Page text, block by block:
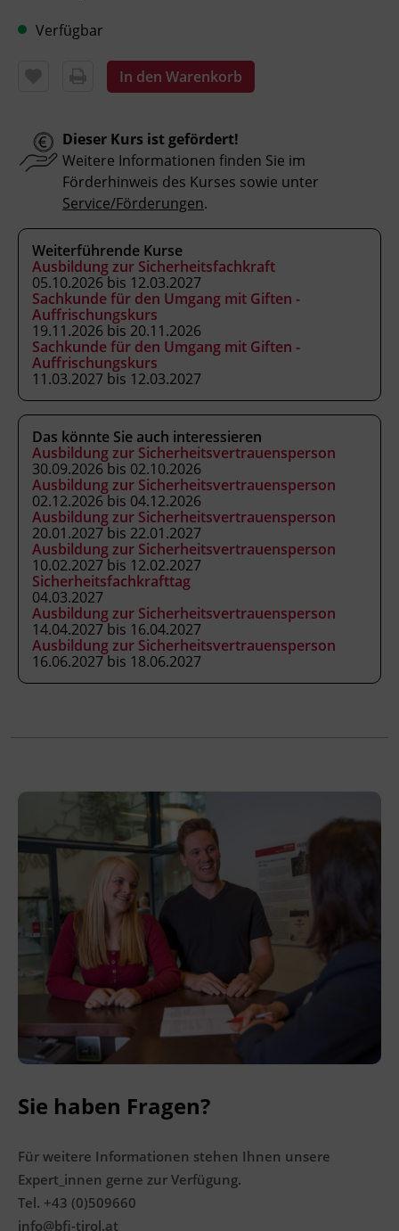
giftrechtliche Bestimmungen)
anwenden.
die einschlägigen Bestimmungen des
Kursformat
Präsenzunterricht
Leitung
Fachtrainer_in
Abschluss
Zeugnis
Abschlussinformation
Unterrichtet nach dem Kursplan gemäß § 4
und Anlage 4 der Giftverordnung 2000 (BGBl.
II Nr. 24/2001 in der geltenden Fassung).
Hinweis
Die notwendigen Kenntnisse in Erster Hilfe
sind gegebenenfalls durch einen Erste-Hilfe-
Kurs zusätzlich zu erwerben.
Veranstaltungsort
6020 Innsbruck
Förderhinweis
Das Land Tirol fördert bis zu maximal 50 %
der Kurskosten. Nähere Informationen finden
Sie unterwww.mein-update.at
Abschlussinformation
BGBl. II Nr. 24/2001. § 4 Abs. 7 und Anlage 4,
Punkt 6, idgF unterrichtet nach dem Kursplan
gemäß § 4 und Anlage 4 der Giftverordnung
2000, BGBl. II Nr. 24/2001.
Verfügbar
In den Warenkorb
Dieser Kurs ist gefördert!
Weitere Informationen finden Sie im
Förderhinweis des Kurses sowie unter
Service/Förderungen.
Weiterführende Kurse
Ausbildung zur Sicherheitsfachkraft
05.10.2026 bis 12.03.2027
Sachkunde für den Umgang mit Giften -
Auffrischungskurs
19.11.2026 bis 20.11.2026
Sachkunde für den Umgang mit Giften -
Auffrischungskurs
11.03.2027 bis 12.03.2027
Das könnte Sie auch interessieren
Ausbildung zur Sicherheitsvertrauensperson
30.09.2026 bis 02.10.2026
Ausbildung zur Sicherheitsvertrauensperson
02.12.2026 bis 04.12.2026
Ausbildung zur Sicherheitsvertrauensperson
20.01.2027 bis 22.01.2027
Ausbildung zur Sicherheitsvertrauensperson
10.02.2027 bis 12.02.2027
Sicherheitsfachkrafttag
04.03.2027
Ausbildung zur Sicherheitsvertrauensperson
14.04.2027 bis 16.04.2027
Ausbildung zur Sicherheitsvertrauensperson
16.06.2027 bis 18.06.2027
Sie haben Fragen?
Für weitere Informationen stehen Ihnen unsere
Expert_innen gerne zur Verfügung.
Tel. +43 (0)509660
info@bfi-tirol.at